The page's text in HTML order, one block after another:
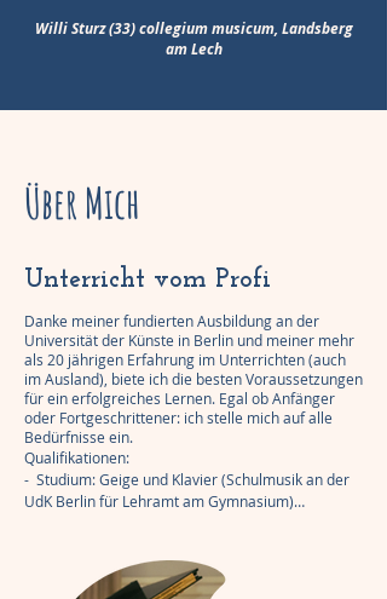
Willi Sturz (33) collegium musicum, Landsberg
am Lech
Über Mich
Unterricht vom Profi
Danke meiner fundierten Ausbildung an der
Universität der Künste in Berlin und meiner mehr
als 20 jährigen Erfahrung im Unterrichten (auch
im Ausland), biete ich die besten Voraussetzungen
für ein erfolgreiches Lernen. Egal ob Anfänger
oder Fortgeschrittener: ich stelle mich auf alle
Bedürfnisse ein.
Qualifikationen:
-  Studium: Geige und Klavier (Schulmusik an der
UdK Berlin für Lehramt am Gymnasium)
- Fulbright Stipendium als Dozent an
Amerikanischer Universität (Alfred University,